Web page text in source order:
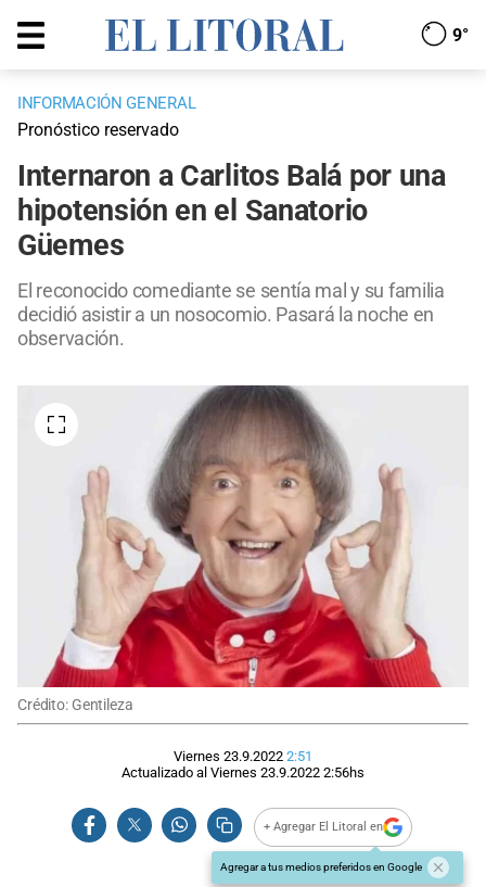
9°
INFORMACIÓN GENERAL
Pronóstico reservado
Internaron a Carlitos Balá por una
hipotensión en el Sanatorio
Güemes
El reconocido comediante se sentía mal y su familia
decidió asistir a un nosocomio. Pasará la noche en
observación.
Crédito: Gentileza
Viernes 23.9.2022 2:51
Actualizado al Viernes 23.9.2022 2:56hs
+ Agregar El Litoral en
Agregar a tus medios preferidos en Google